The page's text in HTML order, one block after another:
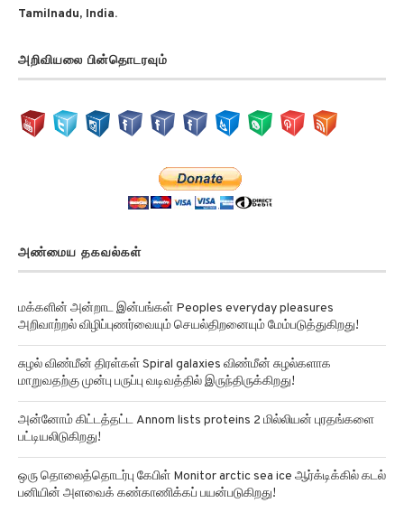
Tamilnadu, India.
அறிவியலை பின்தொடரவும்
அண்மைய தகவல்கள்
மக்களின் அன்றாட இன்பங்கள் Peoples everyday pleasures
அறிவாற்றல் விழிப்புணர்வையும் செயல்திறனையும் மேம்படுத்துகிறது!
சுழல் விண்மீன் திரள்கள் Spiral galaxies விண்மீன் சுழல்களாக
மாறுவதற்கு முன்பு பருப்பு வடிவத்தில் இருந்திருக்கிறது!
அன்னோம் கிட்டத்தட்ட Annom lists proteins 2 மில்லியன் புரதங்களை
பட்டியலிடுகிறது!
ஒரு தொலைத்தொடர்பு கேபிள் Monitor arctic sea ice ஆர்க்டிக்கில் கடல்
பனியின் அளவைக் கண்காணிக்கப் பயன்படுகிறது!